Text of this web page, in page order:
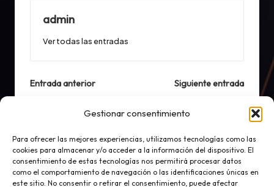
Gestionar consentimiento
Para ofrecer las mejores experiencias, utilizamos tecnologías como las
cookies para almacenar y/o acceder a la información del dispositivo. El
consentimiento de estas tecnologías nos permitirá procesar datos
como el comportamiento de navegación o las identificaciones únicas en
este sitio. No consentir o retirar el consentimiento, puede afectar
admin
Ver todas las entradas
Navegación
Entrada anterior
desarrollador que
de tareas de Windows
revela sus secretos
Siguiente entrada
Windows 10 usando
(CMD)